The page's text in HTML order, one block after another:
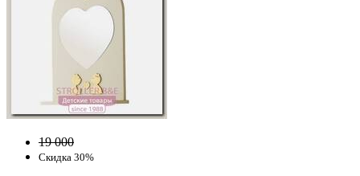
19 000
Скидка 30%